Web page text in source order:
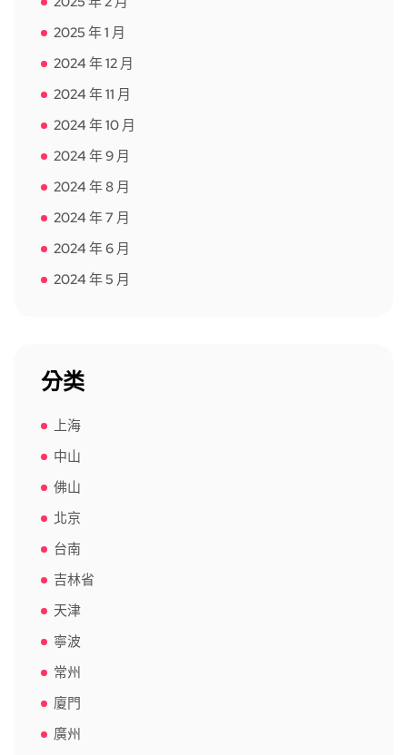
2025 年 1 月
2024 年 12 月
2024 年 11 月
2024 年 10 月
2024 年 9 月
2024 年 8 月
2024 年 7 月
2024 年 6 月
2024 年 5 月
分类
上海
中山
佛山
北京
台南
吉林省
天津
寧波
常州
廈門
廣州